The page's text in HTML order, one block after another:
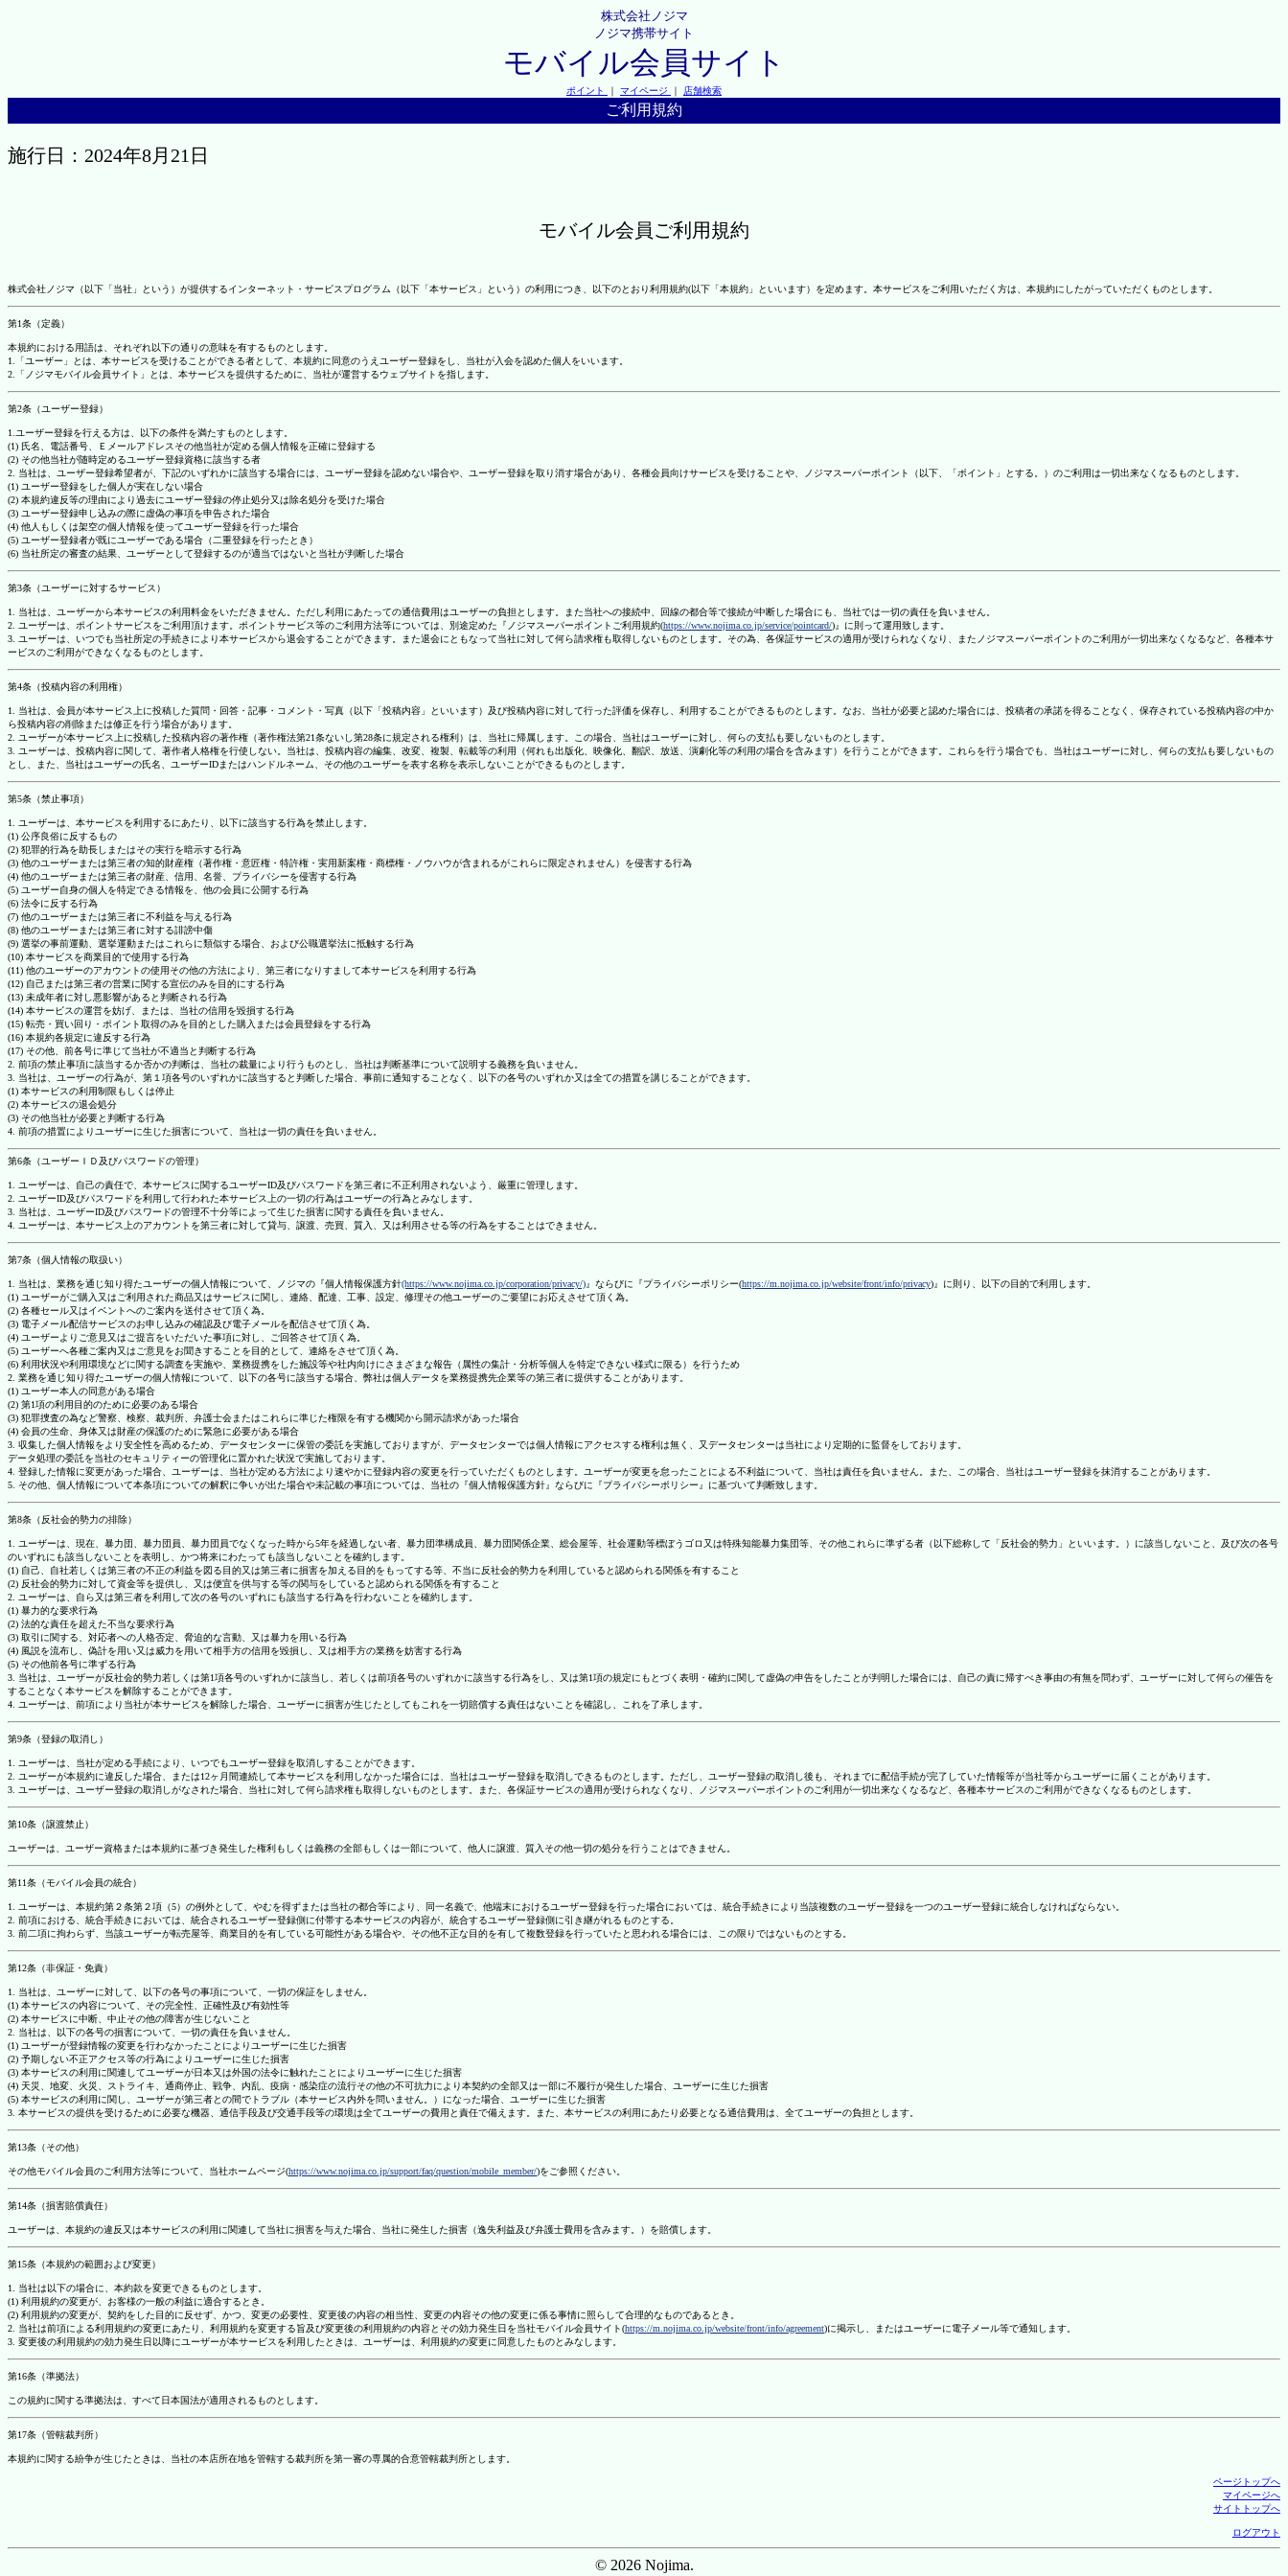
株式会社ノジマ
ノジマ携帯サイト
モバイル会員サイト
ポイント ｜ マイページ ｜ 店舗検索
ご利用規約
施行日：2024年8月21日
モバイル会員ご利用規約
株式会社ノジマ（以下「当社」という）が提供するインターネット・サービスプログラム（以下「本サービス」という）の利用につき、以下のとおり利用規約(以下「本規約」といいます）を定めます。本サービスをご利用いただく方は、本規約にしたがっていただくものとします。
第1条（定義）
本規約における用語は、それぞれ以下の通りの意味を有するものとします。
1.「ユーザー」とは、本サービスを受けることができる者として、本規約に同意のうえユーザー登録をし、当社が入会を認めた個人をいいます。
2.「ノジマモバイル会員サイト」とは、本サービスを提供するために、当社が運営するウェブサイトを指します。
第2条（ユーザー登録）
1.ユーザー登録を行える方は、以下の条件を満たすものとします。
(1) 氏名、電話番号、Ｅメールアドレスその他当社が定める個人情報を正確に登録する
(2) その他当社が随時定めるユーザー登録資格に該当する者
2. 当社は、ユーザー登録希望者が、下記のいずれかに該当する場合には、ユーザー登録を認めない場合や、ユーザー登録を取り消す場合があり、各種会員向けサービスを受けることや、ノジマスーパーポイント（以下、「ポイント」とする。）のご利用は一切出来なくなるものとします。
(1) ユーザー登録をした個人が実在しない場合
(2) 本規約違反等の理由により過去にユーザー登録の停止処分又は除名処分を受けた場合
(3) ユーザー登録申し込みの際に虚偽の事項を申告された場合
(4) 他人もしくは架空の個人情報を使ってユーザー登録を行った場合
(5) ユーザー登録者が既にユーザーである場合（二重登録を行ったとき）
(6) 当社所定の審査の結果、ユーザーとして登録するのが適当ではないと当社が判断した場合
第3条（ユーザーに対するサービス）
1. 当社は、ユーザーから本サービスの利用料金をいただきません。ただし利用にあたっての通信費用はユーザーの負担とします。また当社への接続中、回線の都合等で接続が中断した場合にも、当社では一切の責任を負いません。
2. ユーザーは、ポイントサービスをご利用頂けます。ポイントサービス等のご利用方法等については、別途定めた『ノジマスーパーポイントご利用規約(https://www.nojima.co.jp/service/pointcard/)』に則って運用致します。
3. ユーザーは、いつでも当社所定の手続きにより本サービスから退会することができます。また退会にともなって当社に対して何ら請求権も取得しないものとします。その為、各保証サービスの適用が受けられなくなり、またノジマスーパーポイントのご利用が一切出来なくなるなど、各種本サ
ービスのご利用ができなくなるものとします。
第4条（投稿内容の利用権）
1. 当社は、会員が本サービス上に投稿した質問・回答・記事・コメント・写真（以下「投稿内容」といいます）及び投稿内容に対して行った評価を保存し、利用することができるものとします。なお、当社が必要と認めた場合には、投稿者の承諾を得ることなく、保存されている投稿内容の中か
ら投稿内容の削除または修正を行う場合があります。
2. ユーザーが本サービス上に投稿した投稿内容の著作権（著作権法第21条ないし第28条に規定される権利）は、当社に帰属します。この場合、当社はユーザーに対し、何らの支払も要しないものとします。
3. ユーザーは、投稿内容に関して、著作者人格権を行使しない。当社は、投稿内容の編集、改変、複製、転載等の利用（何れも出版化、映像化、翻訳、放送、演劇化等の利用の場合を含みます）を行うことができます。これらを行う場合でも、当社はユーザーに対し、何らの支払も要しないもの
とし、また、当社はユーザーの氏名、ユーザーIDまたはハンドルネーム、その他のユーザーを表す名称を表示しないことができるものとします。
第5条（禁止事項）
1. ユーザーは、本サービスを利用するにあたり、以下に該当する行為を禁止します。
(1) 公序良俗に反するもの
(2) 犯罪的行為を助長しまたはその実行を暗示する行為
(3) 他のユーザーまたは第三者の知的財産権（著作権・意匠権・特許権・実用新案権・商標権・ノウハウが含まれるがこれらに限定されません）を侵害する行為
(4) 他のユーザーまたは第三者の財産、信用、名誉、プライバシーを侵害する行為
(5) ユーザー自身の個人を特定できる情報を、他の会員に公開する行為
(6) 法令に反する行為
(7) 他のユーザーまたは第三者に不利益を与える行為
(8) 他のユーザーまたは第三者に対する誹謗中傷
(9) 選挙の事前運動、選挙運動またはこれらに類似する場合、および公職選挙法に抵触する行為
(10) 本サービスを商業目的で使用する行為
(11) 他のユーザーのアカウントの使用その他の方法により、第三者になりすまして本サービスを利用する行為
(12) 自己または第三者の営業に関する宣伝のみを目的にする行為
(13) 未成年者に対し悪影響があると判断される行為
(14) 本サービスの運営を妨げ、または、当社の信用を毀損する行為
(15) 転売・買い回り・ポイント取得のみを目的とした購入または会員登録をする行為
(16) 本規約各規定に違反する行為
(17) その他、前各号に準じて当社が不適当と判断する行為
2. 前項の禁止事項に該当するか否かの判断は、当社の裁量により行うものとし、当社は判断基準について説明する義務を負いません。
3. 当社は、ユーザーの行為が、第１項各号のいずれかに該当すると判断した場合、事前に通知することなく、以下の各号のいずれか又は全ての措置を講じることができます。
(1) 本サービスの利用制限もしくは停止
(2) 本サービスの退会処分
(3) その他当社が必要と判断する行為
4. 前項の措置によりユーザーに生じた損害について、当社は一切の責任を負いません。
第6条（ユーザーＩＤ及びパスワードの管理）
1. ユーザーは、自己の責任で、本サービスに関するユーザーID及びパスワードを第三者に不正利用されないよう、厳重に管理します。
2. ユーザーID及びパスワードを利用して行われた本サービス上の一切の行為はユーザーの行為とみなします。
3. 当社は、ユーザーID及びパスワードの管理不十分等によって生じた損害に関する責任を負いません。
4. ユーザーは、本サービス上のアカウントを第三者に対して貸与、譲渡、売買、質入、又は利用させる等の行為をすることはできません。
第7条（個人情報の取扱い）
1. 当社は、業務を通じ知り得たユーザーの個人情報について、ノジマの『個人情報保護方針(https://www.nojima.co.jp/corporation/privacy/)』ならびに『プライバシーポリシー(https://m.nojima.co.jp/website/front/info/privacy)』に則り、以下の目的で利用します。
(1) ユーザーがご購入又はご利用された商品又はサービスに関し、連絡、配達、工事、設定、修理その他ユーザーのご要望にお応えさせて頂く為。
(2) 各種セール又はイベントへのご案内を送付させて頂く為。
(3) 電子メール配信サービスのお申し込みの確認及び電子メールを配信させて頂く為。
(4) ユーザーよりご意見又はご提言をいただいた事項に対し、ご回答させて頂く為。
(5) ユーザーへ各種ご案内又はご意見をお聞きすることを目的として、連絡をさせて頂く為。
(6) 利用状況や利用環境などに関する調査を実施や、業務提携をした施設等や社内向けにさまざまな報告（属性の集計・分析等個人を特定できない様式に限る）を行うため
2. 業務を通じ知り得たユーザーの個人情報について、以下の各号に該当する場合、弊社は個人データを業務提携先企業等の第三者に提供することがあります。
(1) ユーザー本人の同意がある場合
(2) 第1項の利用目的のために必要のある場合
(3) 犯罪捜査の為など警察、検察、裁判所、弁護士会またはこれらに準じた権限を有する機関から開示請求があった場合
(4) 会員の生命、身体又は財産の保護のために緊急に必要がある場合
3. 収集した個人情報をより安全性を高めるため、データセンターに保管の委託を実施しておりますが、データセンターでは個人情報にアクセスする権利は無く、又データセンターは当社により定期的に監督をしております。
データ処理の委託を当社のセキュリティーの管理化に置かれた状況で実施しております。
4. 登録した情報に変更があった場合、ユーザーは、当社が定める方法により速やかに登録内容の変更を行っていただくものとします。ユーザーが変更を怠ったことによる不利益について、当社は責任を負いません。また、この場合、当社はユーザー登録を抹消することがあります。
5. その他、個人情報について本条項についての解釈に争いが出た場合や未記載の事項については、当社の『個人情報保護方針』ならびに『プライバシーポリシー』に基づいて判断致します。
第8条（反社会的勢力の排除）
1. ユーザーは、現在、暴力団、暴力団員、暴力団員でなくなった時から5年を経過しない者、暴力団準構成員、暴力団関係企業、総会屋等、社会運動等標ぼうゴロ又は特殊知能暴力集団等、その他これらに準ずる者（以下総称して「反社会的勢力」といいます。）に該当しないこと、及び次の各号
のいずれにも該当しないことを表明し、かつ将来にわたっても該当しないことを確約します。
(1) 自己、自社若しくは第三者の不正の利益を図る目的又は第三者に損害を加える目的をもってする等、不当に反社会的勢力を利用していると認められる関係を有すること
(2) 反社会的勢力に対して資金等を提供し、又は便宜を供与する等の関与をしていると認められる関係を有すること
2. ユーザーは、自ら又は第三者を利用して次の各号のいずれにも該当する行為を行わないことを確約します。
(1) 暴力的な要求行為
(2) 法的な責任を超えた不当な要求行為
(3) 取引に関する、対応者への人格否定、脅迫的な言動、又は暴力を用いる行為
(4) 風説を流布し、偽計を用い又は威力を用いて相手方の信用を毀損し、又は相手方の業務を妨害する行為
(5) その他前各号に準ずる行為
3. 当社は、ユーザーが反社会的勢力若しくは第1項各号のいずれかに該当し、若しくは前項各号のいずれかに該当する行為をし、又は第1項の規定にもとづく表明・確約に関して虚偽の申告をしたことが判明した場合には、自己の責に帰すべき事由の有無を問わず、ユーザーに対して何らの催告を
することなく本サービスを解除することができます。
4. ユーザーは、前項により当社が本サービスを解除した場合、ユーザーに損害が生じたとしてもこれを一切賠償する責任はないことを確認し、これを了承します。
第9条（登録の取消し）
1. ユーザーは、当社が定める手続により、いつでもユーザー登録を取消しすることができます。
2. ユーザーが本規約に違反した場合、または12ヶ月間連続して本サービスを利用しなかった場合には、当社はユーザー登録を取消しできるものとします。ただし、ユーザー登録の取消し後も、それまでに配信手続が完了していた情報等が当社等からユーザーに届くことがあります。
3. ユーザーは、ユーザー登録の取消しがなされた場合、当社に対して何ら請求権も取得しないものとします。また、各保証サービスの適用が受けられなくなり、ノジマスーパーポイントのご利用が一切出来なくなるなど、各種本サービスのご利用ができなくなるものとします。
第10条（譲渡禁止）
ユーザーは、ユーザー資格または本規約に基づき発生した権利もしくは義務の全部もしくは一部について、他人に譲渡、質入その他一切の処分を行うことはできません。
第11条（モバイル会員の統合）
1. ユーザーは、本規約第２条第２項（5）の例外として、やむを得ずまたは当社の都合等により、同一名義で、他端末におけるユーザー登録を行った場合においては、統合手続きにより当該複数のユーザー登録を一つのユーザー登録に統合しなければならない。
2. 前項における、統合手続きにおいては、統合されるユーザー登録側に付帯する本サービスの内容が、統合するユーザー登録側に引き継がれるものとする。
3. 前二項に拘わらず、当該ユーザーが転売屋等、商業目的を有している可能性がある場合や、その他不正な目的を有して複数登録を行っていたと思われる場合には、この限りではないものとする。
第12条（非保証・免責）
1. 当社は、ユーザーに対して、以下の各号の事項について、一切の保証をしません。
(1) 本サービスの内容について、その完全性、正確性及び有効性等
(2) 本サービスに中断、中止その他の障害が生じないこと
2. 当社は、以下の各号の損害について、一切の責任を負いません。
(1) ユーザーが登録情報の変更を行わなかったことによりユーザーに生じた損害
(2) 予期しない不正アクセス等の行為によりユーザーに生じた損害
(3) 本サービスの利用に関連してユーザーが日本又は外国の法令に触れたことによりユーザーに生じた損害
(4) 天災、地変、火災、ストライキ、通商停止、戦争、内乱、疫病・感染症の流行その他の不可抗力により本契約の全部又は一部に不履行が発生した場合、ユーザーに生じた損害
(5) 本サービスの利用に関し、ユーザーが第三者との間でトラブル（本サービス内外を問いません。）になった場合、ユーザーに生じた損害
3. 本サービスの提供を受けるために必要な機器、通信手段及び交通手段等の環境は全てユーザーの費用と責任で備えます。また、本サービスの利用にあたり必要となる通信費用は、全てユーザーの負担とします。
第13条（その他）
その他モバイル会員のご利用方法等について、当社ホームページ(https://www.nojima.co.jp/support/faq/question/mobile_member/)をご参照ください。
第14条（損害賠償責任）
ユーザーは、本規約の違反又は本サービスの利用に関連して当社に損害を与えた場合、当社に発生した損害（逸失利益及び弁護士費用を含みます。）を賠償します。
第15条（本規約の範囲および変更）
1. 当社は以下の場合に、本約款を変更できるものとします。
(1) 利用規約の変更が、お客様の一般の利益に適合するとき。
(2) 利用規約の変更が、契約をした目的に反せず、かつ、変更の必要性、変更後の内容の相当性、変更の内容その他の変更に係る事情に照らして合理的なものであるとき。
2. 当社は前項による利用規約の変更にあたり、利用規約を変更する旨及び変更後の利用規約の内容とその効力発生日を当社モバイル会員サイト(https://m.nojima.co.jp/website/front/info/agreement)に掲示し、またはユーザーに電子メール等で通知します。
3. 変更後の利用規約の効力発生日以降にユーザーが本サービスを利用したときは、ユーザーは、利用規約の変更に同意したものとみなします。
第16条（準拠法）
この規約に関する準拠法は、すべて日本国法が適用されるものとします。
第17条（管轄裁判所）
本規約に関する紛争が生じたときは、当社の本店所在地を管轄する裁判所を第一審の専属的合意管轄裁判所とします。
ページトップへ
マイページへ
サイトトップへ
ログアウト
© 2026 Nojima.